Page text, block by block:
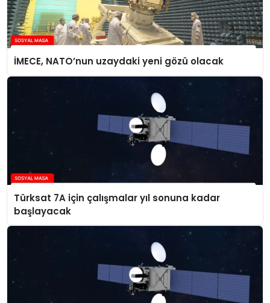
İMECE, NATO’nun uzaydaki yeni gözü olacak
Türksat 7A için çalışmalar yıl sonuna kadar
başlayacak